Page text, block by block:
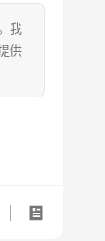
我
供